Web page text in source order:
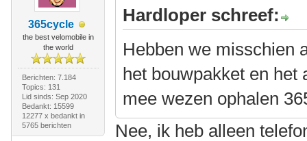
365cycle
the best velomobile in
the world
Berichten: 7.184
Topics: 131
Lid sinds: Sep 2020
Bedankt: 15599
12277 x bedankt in
5765 berichten
Hardloper schreef:
Hebben we misschien
het bouwpakket en het
mee wezen ophalen
Nee, ik heb alleen